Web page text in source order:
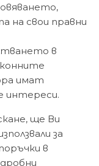
на свои правни
в
имат
интереси.
ще Ви
за
в